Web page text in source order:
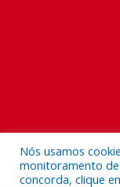
Nós usamos
monitoramento de
concorda, clique